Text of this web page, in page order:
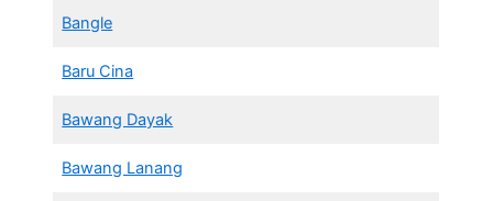
Bangle
Baru Cina
Bawang Dayak
Bawang Lanang